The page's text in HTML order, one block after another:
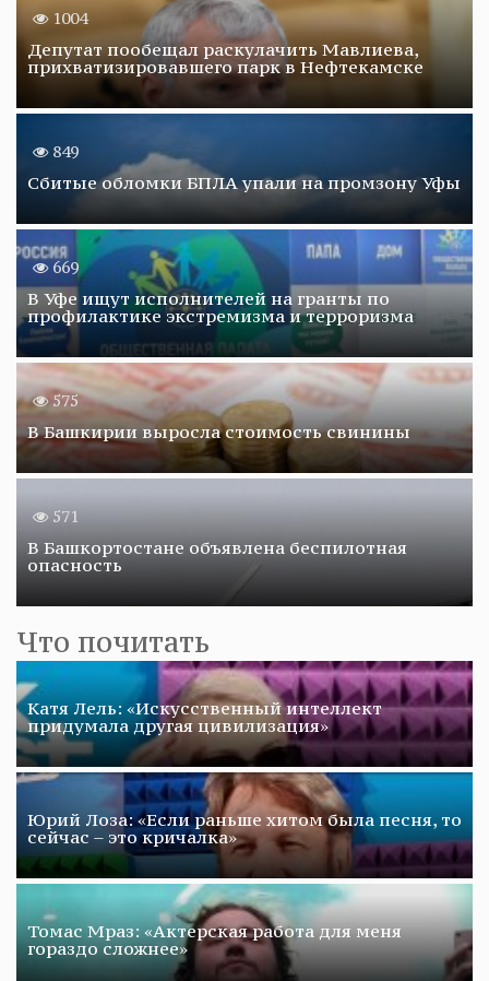
1004
Депутат пообещал раскулачить Мавлиева,
прихватизировавшего парк в Нефтекамске
849
Сбитые обломки БПЛА упали на промзону Уфы
669
В Уфе ищут исполнителей на гранты по
профилактике экстремизма и терроризма
575
В Башкирии выросла стоимость свинины
571
В Башкортостане объявлена беспилотная
опасность
Что почитать
Катя Лель: «Искусственный интеллект
придумала другая цивилизация»
Юрий Лоза: «Если раньше хитом была песня, то
сейчас – это кричалка»
Томас Мраз: «Актерская работа для меня
гораздо сложнее»